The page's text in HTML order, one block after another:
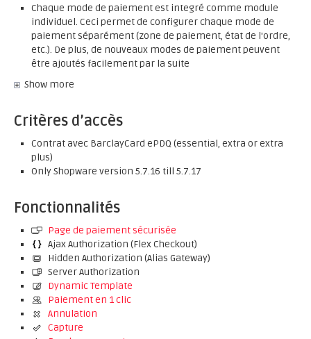
Chaque mode de paiement est integré comme module
individuel. Ceci permet de configurer chaque mode de
paiement séparément (zone de paiement, état de l'ordre,
etc.). De plus, de nouveaux modes de paiement peuvent
être ajoutés facilement par la suite
Show more
Critères d’accès
Contrat avec BarclayCard ePDQ (essential, extra or extra
plus)
Only Shopware version 5.7.16 till 5.7.17
Fonctionnalités
Page de paiement sécurisée
Ajax Authorization (Flex Checkout)
Hidden Authorization (Alias Gateway)
Server Authorization
Dynamic Template
Paiement en 1 clic
Annulation
Capture